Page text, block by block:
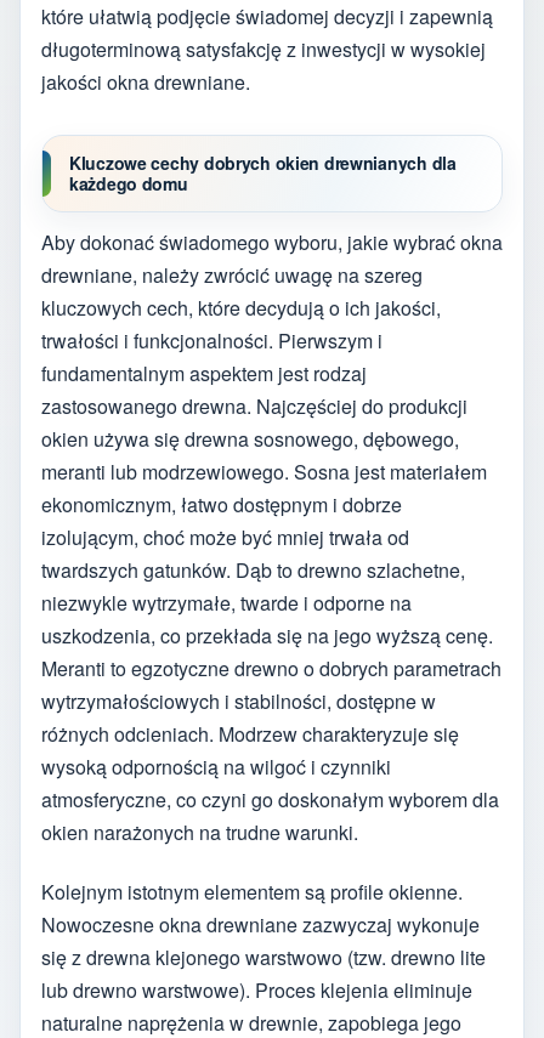
które ułatwią podjęcie świadomej decyzji i zapewnią
długoterminową satysfakcję z inwestycji w wysokiej
jakości okna drewniane.
Kluczowe cechy dobrych okien drewnianych dla
każdego domu
Aby dokonać świadomego wyboru, jakie wybrać okna
drewniane, należy zwrócić uwagę na szereg
kluczowych cech, które decydują o ich jakości,
trwałości i funkcjonalności. Pierwszym i
fundamentalnym aspektem jest rodzaj
zastosowanego drewna. Najczęściej do produkcji
okien używa się drewna sosnowego, dębowego,
meranti lub modrzewiowego. Sosna jest materiałem
ekonomicznym, łatwo dostępnym i dobrze
izolującym, choć może być mniej trwała od
twardszych gatunków. Dąb to drewno szlachetne,
niezwykle wytrzymałe, twarde i odporne na
uszkodzenia, co przekłada się na jego wyższą cenę.
Meranti to egzotyczne drewno o dobrych parametrach
wytrzymałościowych i stabilności, dostępne w
różnych odcieniach. Modrzew charakteryzuje się
wysoką odpornością na wilgoć i czynniki
atmosferyczne, co czyni go doskonałym wyborem dla
okien narażonych na trudne warunki.
Kolejnym istotnym elementem są profile okienne.
Nowoczesne okna drewniane zazwyczaj wykonuje
się z drewna klejonego warstwowo (tzw. drewno lite
lub drewno warstwowe). Proces klejenia eliminuje
naturalne naprężenia w drewnie, zapobiega jego